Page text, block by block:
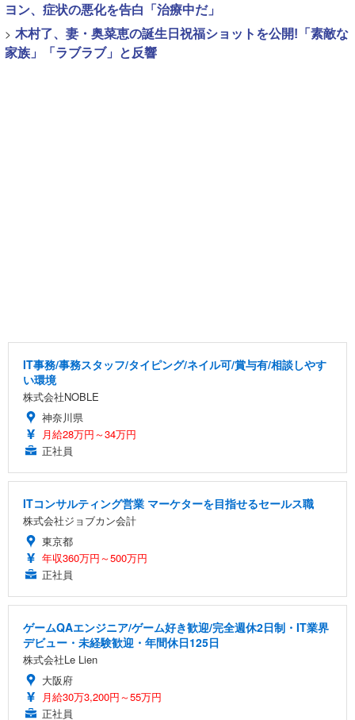
ヨン、症状の悪化を告白「治療中だ」
> 木村了、妻・奥菜恵の誕生日祝福ショットを公開!「素敵な
家族」「ラブラブ」と反響
IT事務/事務スタッフ/タイピング/ネイル可/賞与有/相談しやす
い環境
株式会社NOBLE
神奈川県
月給28万円～34万円
正社員
ITコンサルティング営業 マーケターを目指せるセールス職
株式会社ジョブカン会計
東京都
年収360万円～500万円
正社員
ゲームQAエンジニア/ゲーム好き歓迎/完全週休2日制・IT業界
デビュー・未経験歓迎・年間休日125日
株式会社Le Lien
大阪府
月給30万3,200円～55万円
正社員